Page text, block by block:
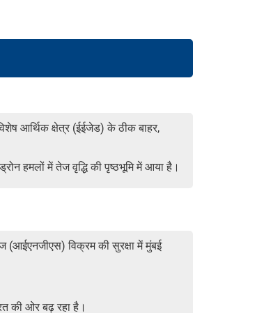
आर्थिक क्षेत्र (ईईजेड) के ठीक बाहर,
हमलों में तेज वृद्धि की पृष्ठभूमि में आया है।
विक्रम की सुरक्षा में मुंबई
की ओर बढ़ रहा है।